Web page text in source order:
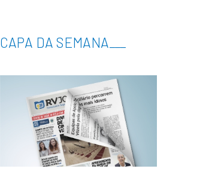
CAPA DA SEMANA